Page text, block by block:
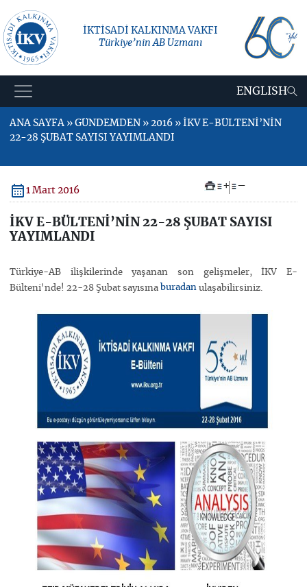
İKTİSADİ KALKINMA VAKFI
Türkiye’nin AB Uzmanı
ENGLISH
ANA SAYFA » GÜNDEMDEN » 2016 » İKV E-BÜLTENİ’NİN
22-28 ŞUBAT SAYISI YAYIMLANDI
1 Mart 2016 + –
İKV E-BÜLTENİ’NİN 22-28 ŞUBAT SAYISI
YAYIMLANDI
Türkiye-AB ilişkilerinde yaşanan son gelişmeler, İKV E-
Bülteni'nde! 22-28 Şubat sayısına buradanulaşabilirsiniz.